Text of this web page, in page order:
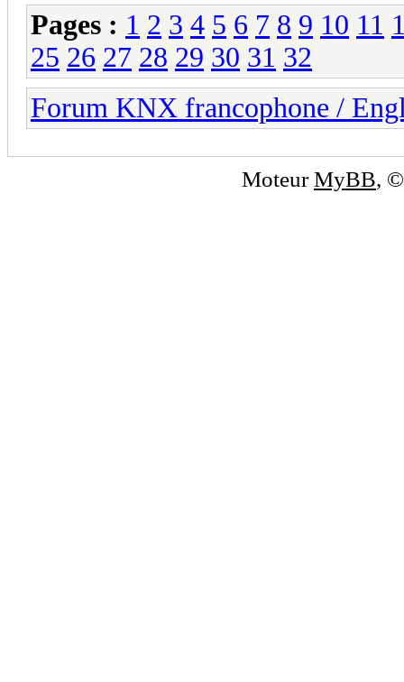
Pages : 1 2 3 4 5 6 7 8 9 10 11
25 26 27 28 29 30 31 32
Forum KNX francophone /
MoteurMyBB,